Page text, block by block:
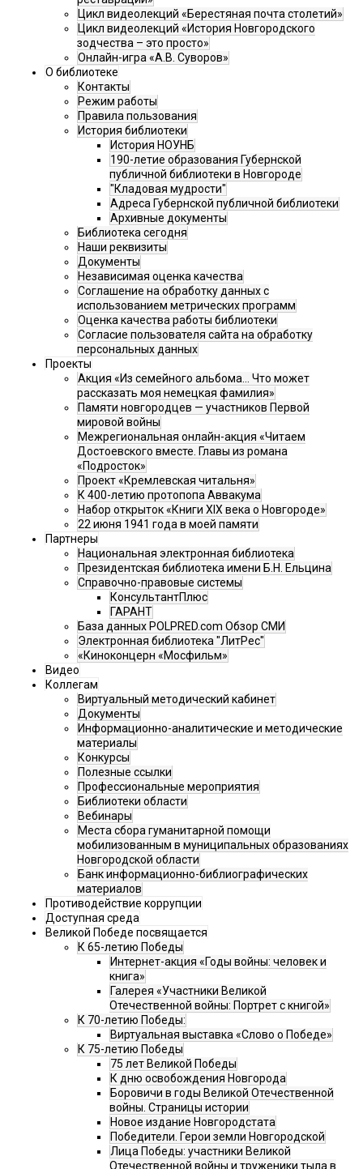
Цикл видеолекций «Берестяная почта столетий»
Цикл видеолекций «История Новгородского
зодчества – это просто»
Онлайн-игра «А.В. Суворов»
О библиотеке
Контакты
Режим работы
Правила пользования
История библиотеки
История НОУНБ
190-летие образования Губернской
публичной библиотеки в Новгороде
"Кладовая мудрости"
Адреса Губернской публичной библиотеки
Архивные документы
Библиотека сегодня
Наши реквизиты
Документы
Независимая оценка качества
Соглашение на обработку данных с
использованием метрических программ
Оценка качества работы библиотеки
Согласие пользователя сайта на обработку
персональных данных
Проекты
Акция «Из семейного альбома... Что может
рассказать моя немецкая фамилия»
Памяти новгородцев — участников Первой
мировой войны
Межрегиональная онлайн-акция «Читаем
Достоевского вместе. Главы из романа
«Подросток»
Проект «Кремлевская читальня»
К 400-летию протопопа Аввакума
Набор открыток «Книги XIX века о Новгороде»
22 июня 1941 года в моей памяти
Партнеры
Национальная электронная библиотека
Президентская библиотека имени Б.Н. Ельцина
Справочно-правовые системы
КонсультантПлюс
ГАРАНТ
База данных POLPRED.com Обзор СМИ
Электронная библиотека "ЛитРес"
«Киноконцерн «Мосфильм»
Видео
Коллегам
Виртуальный методический кабинет
Документы
Информационно-аналитические и методические
материалы
Конкурсы
Полезные ссылки
Профессиональные мероприятия
Библиотеки области
Вебинары
Места сбора гуманитарной помощи
мобилизованным в муниципальных образованиях
Новгородской области
Банк информационно-библиографических
материалов
Противодействие коррупции
Доступная среда
Великой Победе посвящается
К 65-летию Победы
Интернет-акция «Годы войны: человек и
книга»
Галерея «Участники Великой
Отечественной войны: Портрет с книгой»
К 70-летию Победы:
Виртуальная выставка «Слово о Победе»
К 75-летию Победы
75 лет Великой Победы
К дню освобождения Новгорода
Боровичи в годы Великой Отечественной
войны. Страницы истории
Новое издание Новгородстата
Победители. Герои земли Новгородской
Лица Победы: участники Великой
Отечественной войны и труженики тыла в